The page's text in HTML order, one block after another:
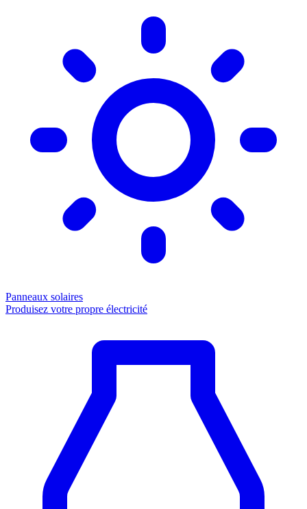
Panneaux solaires
Produisez votre propre électricité